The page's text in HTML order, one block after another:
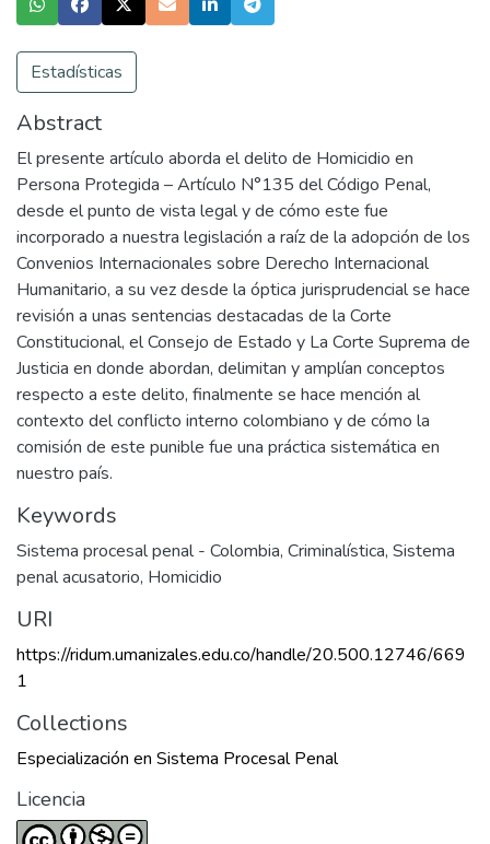
Estadísticas
Abstract
El presente artículo aborda el delito de Homicidio en
Persona Protegida – Artículo N°135 del Código Penal,
desde el punto de vista legal y de cómo este fue
incorporado a nuestra legislación a raíz de la adopción de los
Convenios Internacionales sobre Derecho Internacional
Humanitario, a su vez desde la óptica jurisprudencial se hace
revisión a unas sentencias destacadas de la Corte
Constitucional, el Consejo de Estado y La Corte Suprema de
Justicia en donde abordan, delimitan y amplían conceptos
respecto a este delito, finalmente se hace mención al
contexto del conflicto interno colombiano y de cómo la
comisión de este punible fue una práctica sistemática en
nuestro país.
Keywords
Sistema procesal penal - Colombia, Criminalística, Sistema
penal acusatorio, Homicidio
URI
https://ridum.umanizales.edu.co/handle/20.500.12746/669
1
Collections
Especialización en Sistema Procesal Penal
Licencia